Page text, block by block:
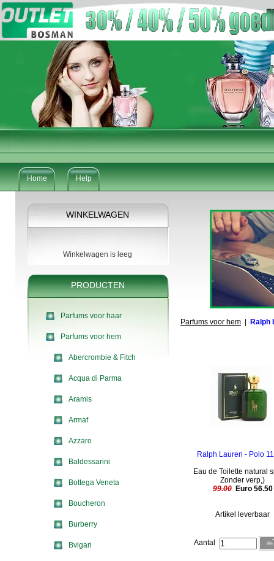
Home Help
WINKELWAGEN
Winkelwagen is leeg
PRODUCTEN
Parfums voor haar
Parfums voor hem
Abercrombie & Fitch
Acqua di Parma
Aramis
Armaf
Azzaro
Baldessarini
Bottega Veneta
Boucheron
Burberry
Bvlgari
Parfums voor hem Ralph
Ralph Lauren - Polo
Eau de Toilette natural
Zonder verp,)
99.00 Euro 56.50
Artikel leverbaar
Aantal